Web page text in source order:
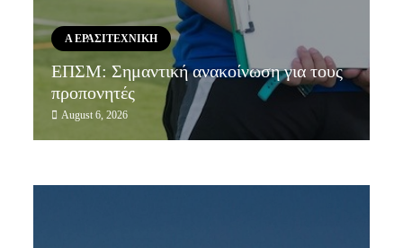
Α ΕΡΑΣΙΤΕΧΝΙΚΗ
ΕΠΣΜ: Σημαντική ανακοίνωση για τους
προπονητές
August 6, 2026